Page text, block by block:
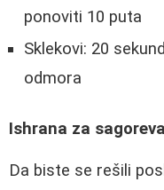
ponoviti 10 puta
Sklekovi: 20
odmora
Ishrana za
Da biste se rešili